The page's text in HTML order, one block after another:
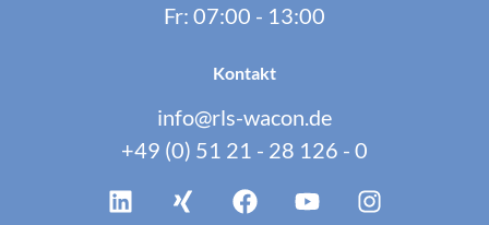
Fr: 07:00 - 13:00
Kontakt
info@rls-wacon.de
+49 (0) 51 21 - 28 126 - 0